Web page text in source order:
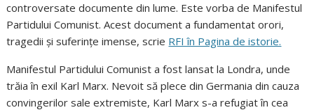
controversate documente din lume. Este vorba de Manifestul
Partidului Comunist. Acest document a fundamentat orori,
tragedii și suferințe imense, scrie RFI în Pagina de istorie.
Manifestul Partidului Comunist a fost lansat la Londra, unde
trăia în exil Karl Marx. Nevoit să plece din Germania din cauza
convingerilor sale extremiste, Karl Marx s-a refugiat în cea